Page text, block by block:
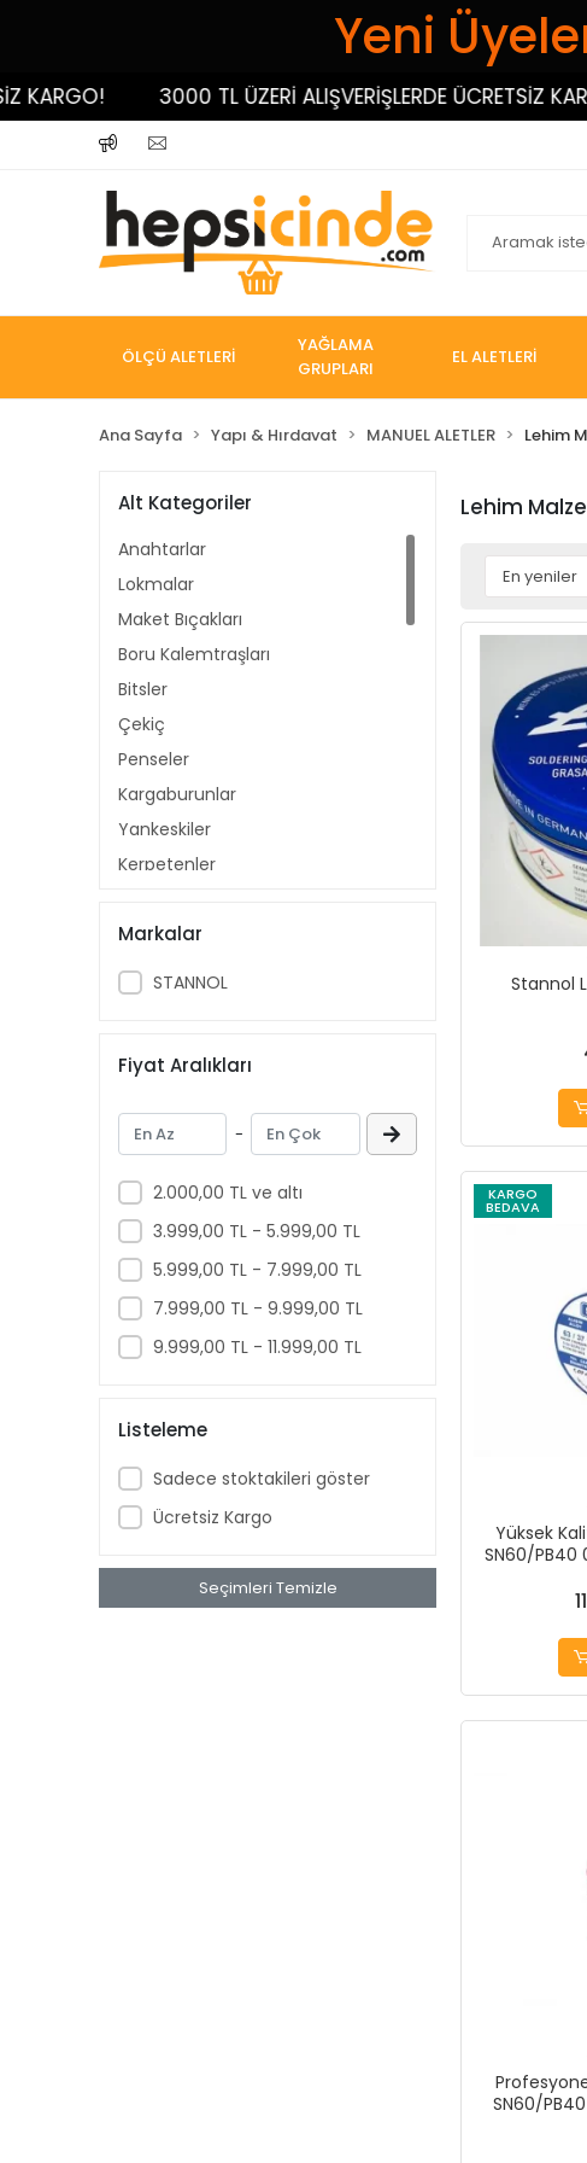
Yeni
3000 TL ÜZERİ ALIŞVERİŞLERDE ÜCRETSİZ KARGO!
ÖLÇÜ ALETLERİ
YAĞLAMA
GRUPLARI
EL ALETLERİ
Ana Sayfa Yapı & Hırdavat MANUEL ALETLER Lehim
Alt Kategoriler
Anahtarlar
Lokmalar
Maket Bıçakları
Boru Kalemtraşları
Bitsler
Çekiç
Penseler
Kargaburunlar
Yankeskiler
Kerpetenler
Iskarpelalar
Manuel Testereler
Çelik Harf ve Rakamlar
Lehim Malzemeleri
Boru Mengeneleri
Döşeme Tabancaları
Boru Kesiciler
Boru Paftaları
Manuel Yiv Açmalar
Kanal Temizlemeler
Kablo Sıyırmalar
Kablo Kesiciler
Testereler
Kontrol Kalemleri
Supportlar
Markalar
STANNOL
Fiyat Aralıkları
-
2.000,00 TL ve altı
3.999,00 TL - 5.999,00 TL
5.999,00 TL - 7.999,00 TL
7.999,00 TL - 9.999,00 TL
9.999,00 TL - 11.999,00 TL
Listeleme
Sadece stoktakileri göster
Ücretsiz Kargo
Seçimleri Temizle
Lehim
Stannol
KARGO
BEDAVA
Yüksek
SN60/PB40
SN60/